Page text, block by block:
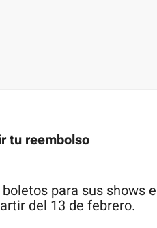
tu reembolso
para sus shows
del 13 de febrero.